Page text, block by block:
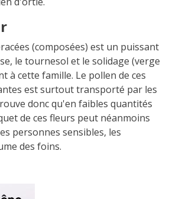
(composées) est un puissant
le tournesol et le solidage (verge
à cette famille. Le pollen de ces
est surtout transporté par les
donc qu'en faibles quantités
de ces fleurs peut néanmoins
personnes sensibles, les
des foins.